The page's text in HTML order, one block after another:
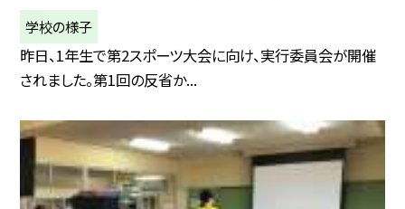
学校の様子
昨日、1年生で第2スポーツ大会に向け、実行委員会が開催
されました。第1回の反省か...